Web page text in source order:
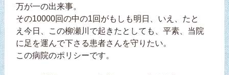
万が一の出来事。
その10000回の中の1回がもしも明日、いえ、たと
え今日、この柳瀬川で起きたとしても、平素、当院
に足を運んで下さる患者さんを守りたい。
この病院のポリシーです。